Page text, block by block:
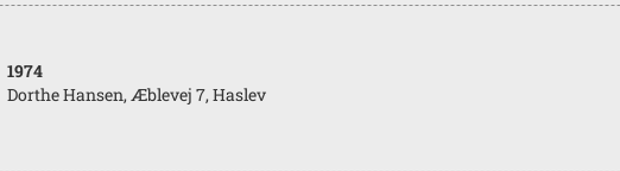
1974
Dorthe Hansen, Æblevej 7, Haslev